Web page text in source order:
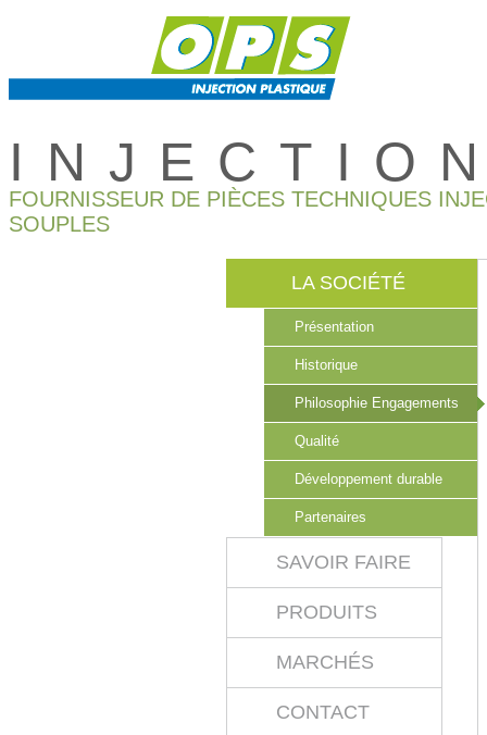
FOURNISSEUR DE PIÈCES TECHNIQUES
SOUPLES
LA SOCIÉTÉ
Présentation
Historique
Philosophie Engagements
Qualité
Développement durable
Partenaires
SAVOIR FAIRE
PRODUITS
MARCHÉS
CONTACT